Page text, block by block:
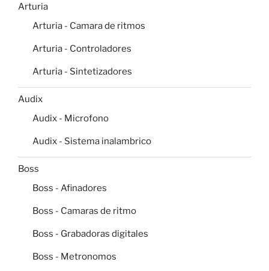
Arturia
Arturia - Camara de ritmos
Arturia - Controladores
Arturia - Sintetizadores
Audix
Audix - Microfono
Audix - Sistema inalambrico
Boss
Boss - Afinadores
Boss - Camaras de ritmo
Boss - Grabadoras digitales
Boss - Metronomos